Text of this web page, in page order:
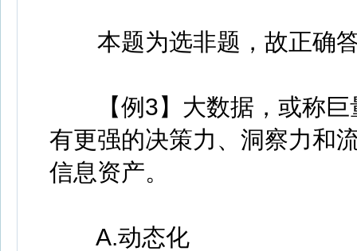
本题为选非题，故正确
【例3】大数据，或称巨
有更强的决策力、洞察力和
信息资产。
A.动态化